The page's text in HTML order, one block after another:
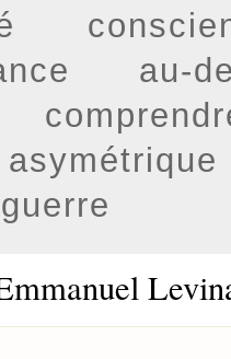
au-
asymétrique
guerre